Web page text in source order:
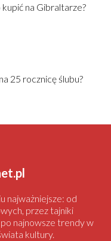
na Gibraltarze?
25 rocznicę ślubu?
najważniejsze: od
przez tajniki
najnowsze trendy w
kultury.